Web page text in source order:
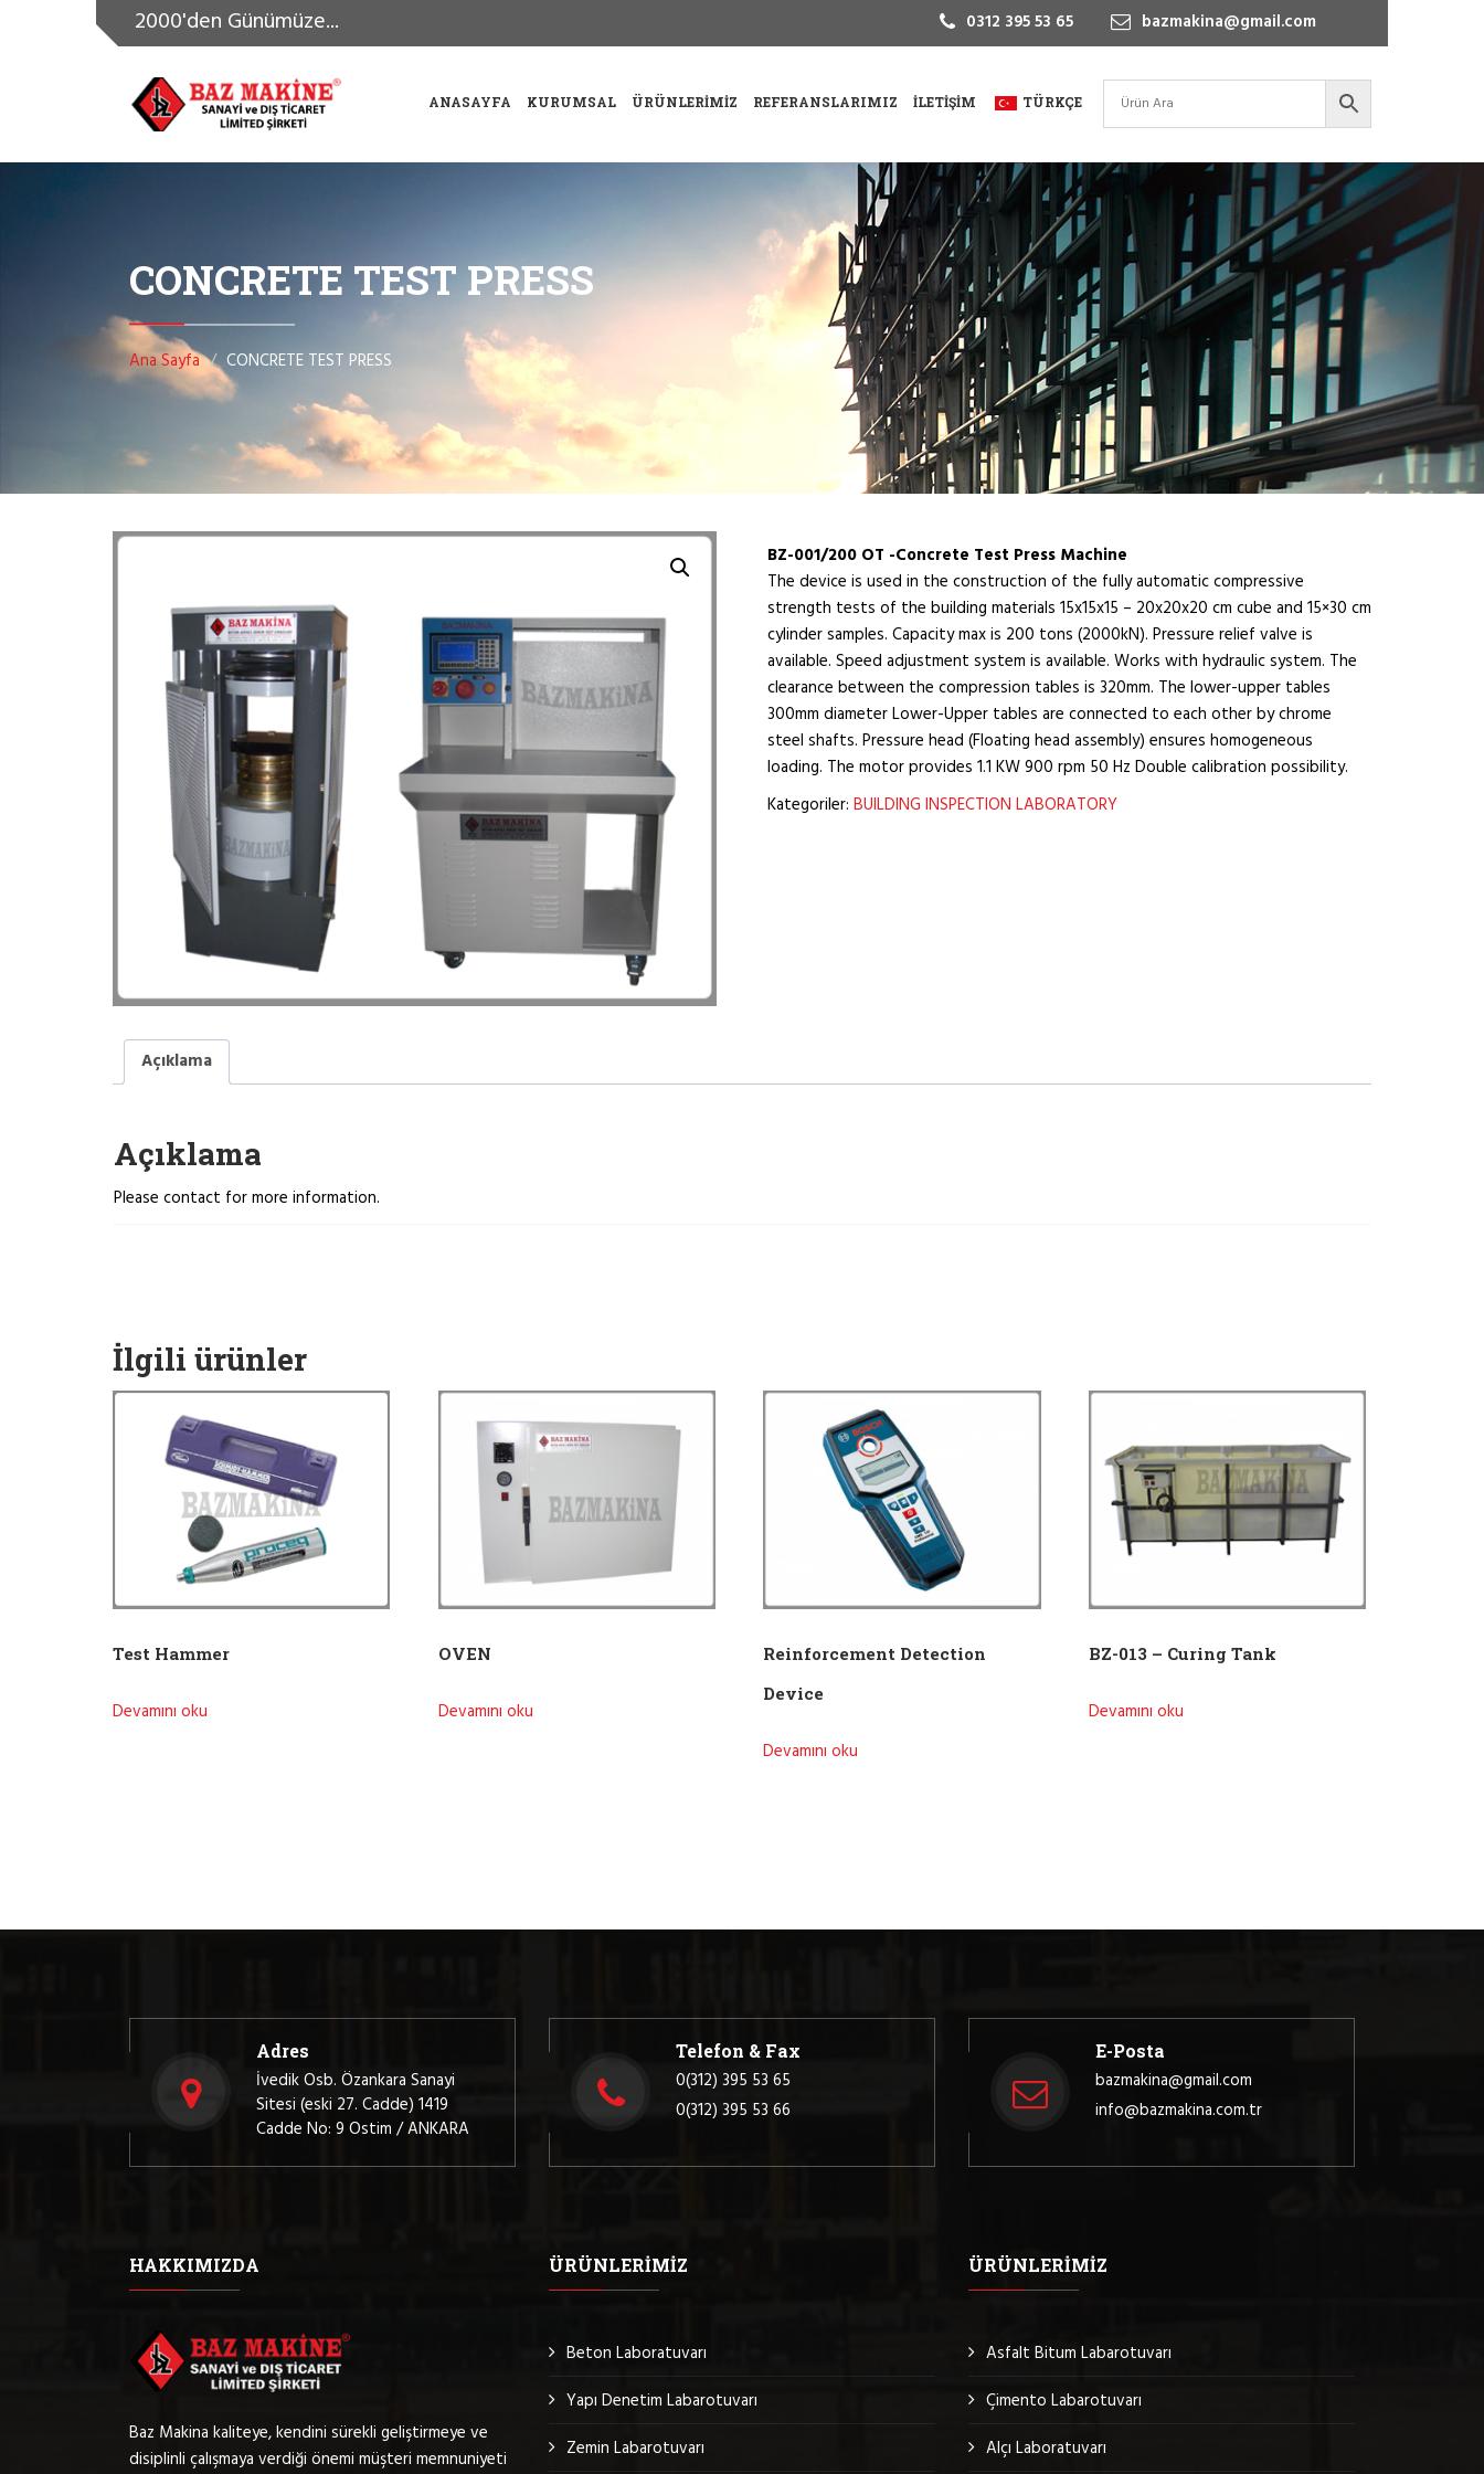
2000'den Günümüze... 0312 395 53 65 bazmakina@gmail.com
ANASAYFA KURUMSAL ÜRÜNLERIMIZ REFERANSLARIMIZ İLETIŞIM TÜRKÇE
CONCRETE TEST PRESS
Ana Sayfa CONCRETE TEST PRESS
BZ-001/200 OT -Concrete Test Press Machine
The device is used in the construction of the fully automatic compressive
strength tests of the building materials 15x15x15 – 20x20x20 cm cube and 15×30 cm
cylinder samples. Capacity max is 200 tons (2000kN). Pressure relief valve is
available. Speed adjustment system is available. Works with hydraulic system. The
clearance between the compression tables is 320mm. The lower-upper tables
300mm diameter Lower-Upper tables are connected to each other by chrome
steel shafts. Pressure head (Floating head assembly) ensures homogeneous
loading. The motor provides 1.1 KW 900 rpm 50 Hz Double calibration possibility.
Kategoriler: BUILDING INSPECTION LABORATORY
Açıklama
Açıklama
Please contact for more information.
İlgili ürünler
Test Hammer
Devamını oku
OVEN
Devamını oku
Reinforcement Detection
Device
Devamını oku
BZ-013 – Curing Tank
Devamını oku
Adres
İvedik Osb. Özankara Sanayi
Sitesi (eski 27. Cadde) 1419
Cadde No: 9 Ostim / ANKARA
Telefon & Fax
0(312) 395 53 65
0(312) 395 53 66
E-Posta
bazmakina@gmail.com
info@bazmakina.com.tr
HAKKIMIZDA
Baz Makina kaliteye, kendini sürekli geliştirmeye ve
disiplinli çalışmaya verdiği önemi müşteri memnuniyeti
ÜRÜNLERIMIZ
Beton Laboratuvarı
Yapı Denetim Labarotuvarı
Zemin Labarotuvarı
ÜRÜNLERIMIZ
Asfalt Bitum Labarotuvarı
Çimento Labarotuvarı
Alçı Laboratuvarı